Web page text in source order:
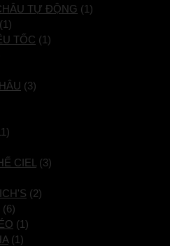
TỰ ĐỘNG (1)
(1)
TỐC (1)
(3)
CIEL (3)
(2)
(6)
(1)
(1)